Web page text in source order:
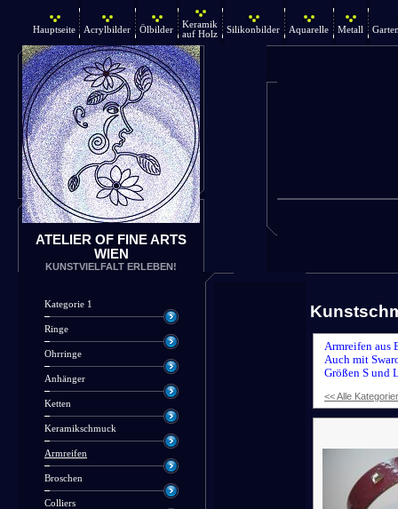
Hauptseite Acrylbilder Ölbilder
Keramik
auf Holz
Silikonbilder Aquarelle Metall
ATELIER OF FINE ARTS
WIEN
KUNSTVIELFALT ERLEBEN!
Kategorie 1
Ringe
Ohrringe
Anhänger
Ketten
Keramikschmuck
Armreifen
Broschen
Colliers
Armreifen aus
Auch mit
Größen S und
<< Alle